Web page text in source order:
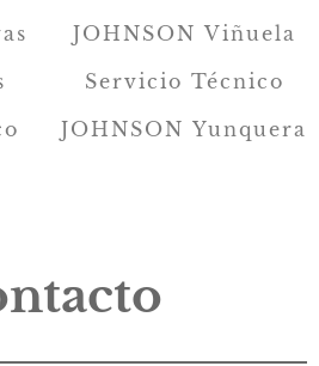
JOHNSON Viñuela
Servicio Técnico
JOHNSON Yunquera